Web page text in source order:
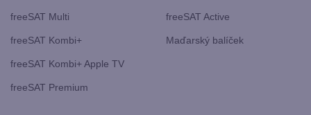
freeSAT Multi
freeSAT Kombi+
freeSAT Kombi+ Apple TV
freeSAT Premium
freeSAT Active
Maďarský balíček